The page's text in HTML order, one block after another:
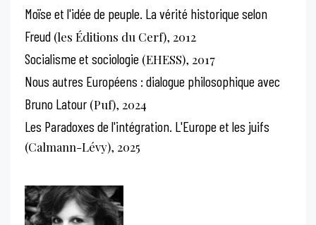
Moïse et l'idée de peuple. La vérité historique selon
Freud (les Éditions du Cerf), 2012
Socialisme et sociologie (EHESS), 2017
Nous autres Européens : dialogue philosophique avec
Bruno Latour (Puf), 2024
Les Paradoxes de l'intégration. L'Europe et les juifs
(Calmann-Lévy), 2025